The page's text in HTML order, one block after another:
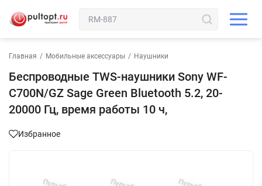
Главная / Мобильные аксессуары / Наушники
Беспроводные TWS-наушники Sony WF-
C700N/GZ Sage Green Bluetooth 5.2, 20-
20000 Гц, время работы 10 ч,
Избранное